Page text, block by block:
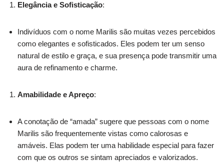
Elegância e Sofisticação:
Indivíduos com o nome Marilis são muitas vezes percebidos
como elegantes e sofisticados. Eles podem ter um senso
natural de estilo e graça, e sua presença pode transmitir uma
aura de refinamento e charme.
Amabilidade e Apreço:
A conotação de “amada” sugere que pessoas com o nome
Marilis são frequentemente vistas como calorosas e
amáveis. Elas podem ter uma habilidade especial para fazer
com que os outros se sintam apreciados e valorizados.